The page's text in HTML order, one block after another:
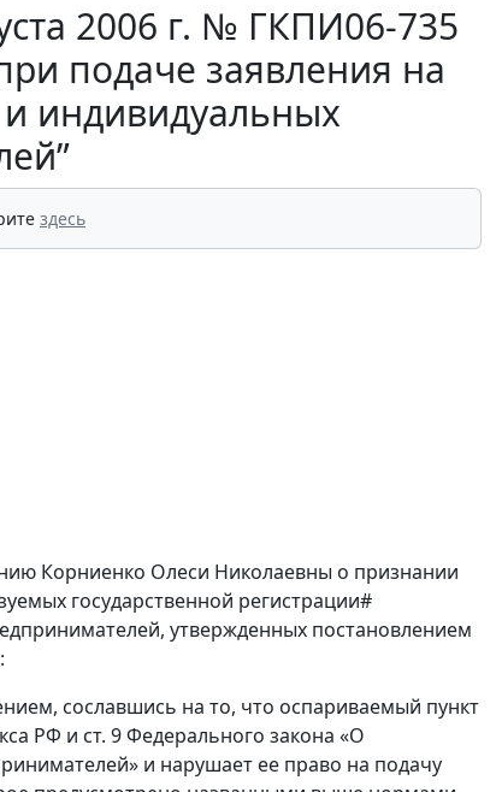
2006 г. № ГКПИ06-735
подаче заявления на
индивидуальных
здесь
Корниенко Олеси Николаевны о признании
государственной регистрации#
утвержденных постановлением
сославшись на то, что оспариваемый пункт
РФ и ст. 9 Федерального закона «О
и нарушает ее право на подачу